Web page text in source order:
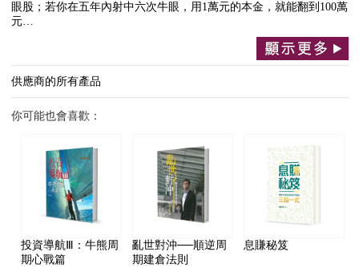
眼股；若你在五年內射中六次牛眼，用1萬元的本金，就能翻到100萬
元…
供應商的所有產品
你可能也會喜歡：
投資導航Ⅲ：牛熊周
期心戰篇
亂世對沖──順逆周
期建倉法則
息賺秘笈